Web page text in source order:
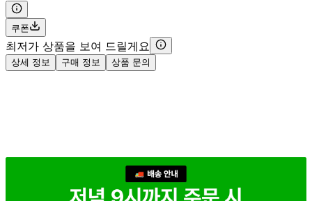
쿠폰
최저가 상품을 보여 드릴게요
상세 정보 구매 정보 상품 문의